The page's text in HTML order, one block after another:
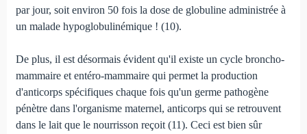
par jour, soit environ 50 fois la dose de globuline administrée à
un malade hypoglobulinémique ! (10).
De plus, il est désormais évident qu'il existe un cycle broncho-
mammaire et entéro-mammaire qui permet la production
d'anticorps spécifiques chaque fois qu'un germe pathogène
pénètre dans l'organisme maternel, anticorps qui se retrouvent
dans le lait que le nourrisson reçoit (11). Ceci est bien sûr